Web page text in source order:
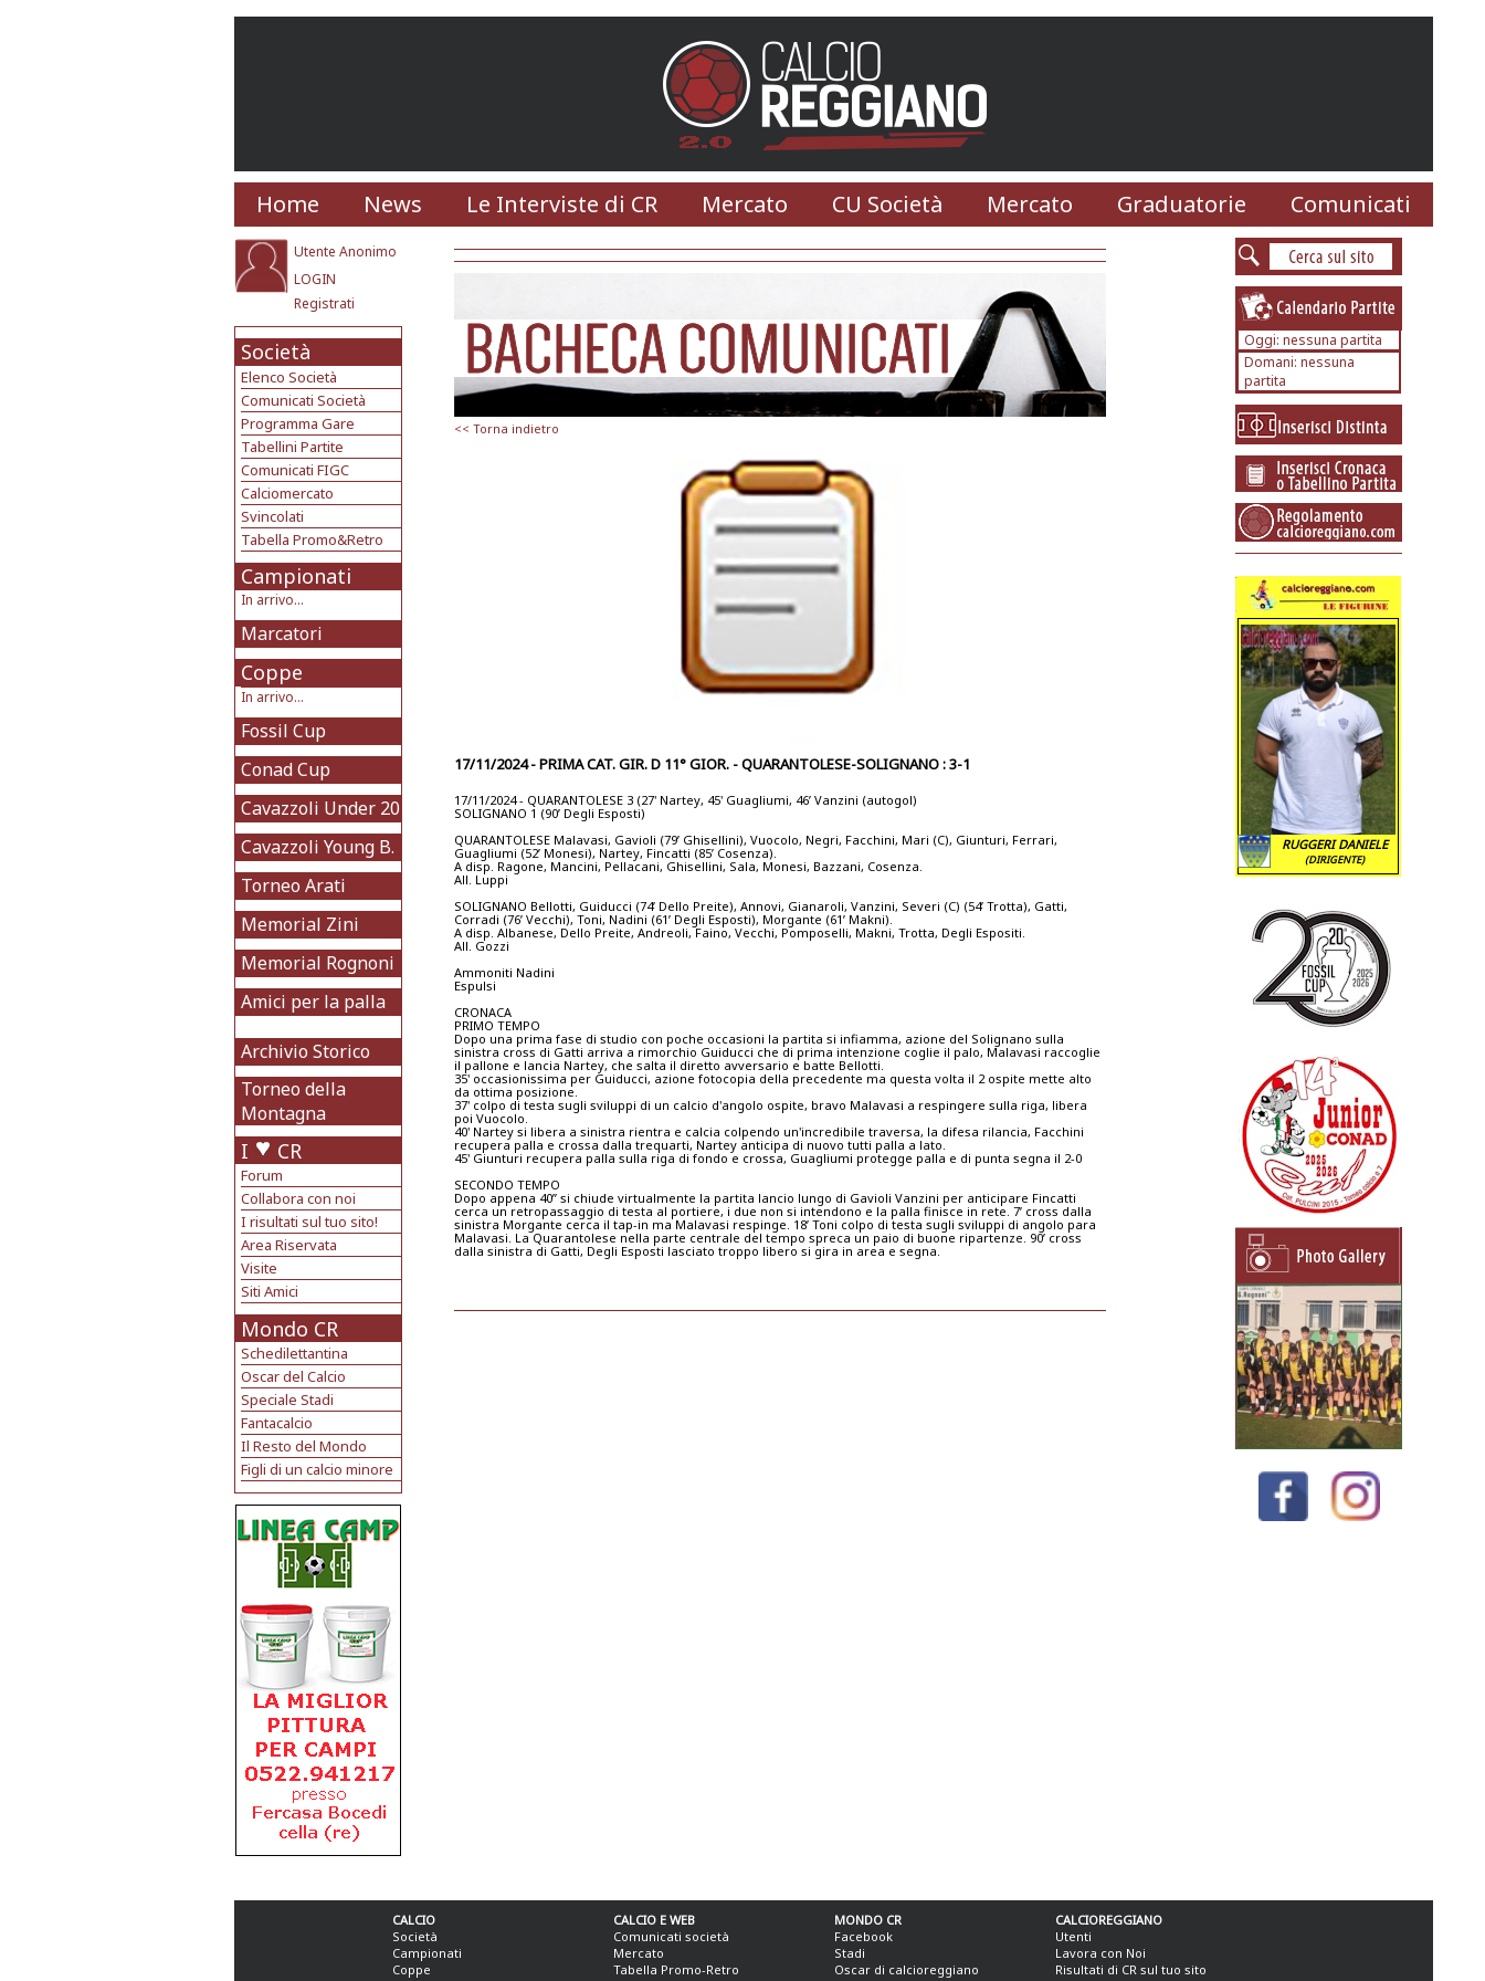
Home News Le Interviste di CR Mercato CU Società Mercato Graduatorie Comunicati
Utente Anonimo
LOGIN
Registrati
Società
Elenco Società
Comunicati Società
Programma Gare
Tabellini Partite
Comunicati FIGC
Calciomercato
Svincolati
Tabella Promo&Retro
Campionati
In arrivo...
Marcatori
Coppe
In arrivo...
Fossil Cup
Conad Cup
Cavazzoli Under 20
Cavazzoli Young B.
Torneo Arati
Memorial Zini
Memorial Rognoni
Amici per la palla
Archivio Storico
Torneo della
Montagna
I CR
Forum
Collabora con noi
I risultati sul tuo sito!
Area Riservata
Visite
Siti Amici
Mondo CR
Schedilettantina
Oscar del Calcio
Speciale Stadi
Fantacalcio
Il Resto del Mondo
Figli di un calcio minore
<< Torna indietro
17/11/2024 - PRIMA CAT. GIR. D 11° GIOR. - QUARANTOLESE-SOLIGNANO : 3-1
17/11/2024 - QUARANTOLESE 3 (27' Nartey, 45' Guagliumi, 46’ Vanzini (autogol)
SOLIGNANO 1 (90’ Degli Esposti)
QUARANTOLESE Malavasi, Gavioli (79’ Ghisellini), Vuocolo, Negri, Facchini, Mari (C), Giunturi, Ferrari,
Guagliumi (52’ Monesi), Nartey, Fincatti (85’ Cosenza).
A disp. Ragone, Mancini, Pellacani, Ghisellini, Sala, Monesi, Bazzani, Cosenza.
All. Luppi
SOLIGNANO Bellotti, Guiducci (74’ Dello Preite), Annovi, Gianaroli, Vanzini, Severi (C) (54’ Trotta), Gatti,
Corradi (76’ Vecchi), Toni, Nadini (61’ Degli Esposti), Morgante (61’ Makni).
A disp. Albanese, Dello Preite, Andreoli, Faino, Vecchi, Pomposelli, Makni, Trotta, Degli Espositi.
All. Gozzi
Ammoniti Nadini
Espulsi
CRONACA
PRIMO TEMPO
Dopo una prima fase di studio con poche occasioni la partita si infiamma, azione del Solignano sulla
sinistra cross di Gatti arriva a rimorchio Guiducci che di prima intenzione coglie il palo, Malavasi raccoglie
il pallone e lancia Nartey, che salta il diretto avversario e batte Bellotti.
35' occasionissima per Guiducci, azione fotocopia della precedente ma questa volta il 2 ospite mette alto
da ottima posizione.
37' colpo di testa sugli sviluppi di un calcio d'angolo ospite, bravo Malavasi a respingere sulla riga, libera
poi Vuocolo.
40' Nartey si libera a sinistra rientra e calcia colpendo un'incredibile traversa, la difesa rilancia, Facchini
recupera palla e crossa dalla trequarti, Nartey anticipa di nuovo tutti palla a lato.
45' Giunturi recupera palla sulla riga di fondo e crossa, Guagliumi protegge palla e di punta segna il 2-0
SECONDO TEMPO
Dopo appena 40” si chiude virtualmente la partita lancio lungo di Gavioli Vanzini per anticipare Fincatti
cerca un retropassaggio di testa al portiere, i due non si intendono e la palla finisce in rete. 7’ cross dalla
sinistra Morgante cerca il tap-in ma Malavasi respinge. 18’ Toni colpo di testa sugli sviluppi di angolo para
Malavasi. La Quarantolese nella parte centrale del tempo spreca un paio di buone ripartenze. 90’ cross
dalla sinistra di Gatti, Degli Esposti lasciato troppo libero si gira in area e segna.
Oggi: nessuna partita
Domani: nessuna
partita
RUGGERI DANIELE
(DIRIGENTE)
CALCIO
Società
Campionati
Coppe
CALCIO E WEB
Comunicati società
Mercato
Tabella Promo-Retro
MONDO CR
Facebook
Stadi
Oscar di calcioreggiano
CALCIOREGGIANO
Utenti
Lavora con Noi
Risultati di CR sul tuo sito